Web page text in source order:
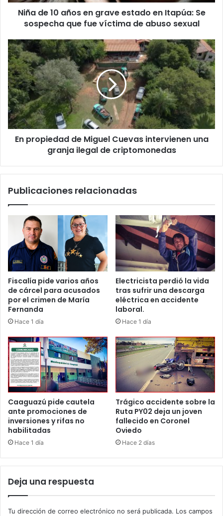
Niña de 10 años en grave estado en Itapúa: Se
sospecha que fue víctima de abuso sexual
En propiedad de Miguel Cuevas intervienen una
granja ilegal de criptomonedas
Publicaciones relacionadas
Fiscalía pide varios años
de cárcel para acusados
por el crimen de María
Fernanda
Hace 1 día
Electricista perdió la vida
tras sufrir una descarga
eléctrica en accidente
laboral.
Hace 1 día
Caaguazú pide cautela
ante promociones de
inversiones y rifas no
habilitadas
Hace 1 día
Trágico accidente sobre la
Ruta PY02 deja un joven
fallecido en Coronel
Oviedo
Hace 2 días
Deja una respuesta
Tu dirección de correo electrónico no será publicada. Los campos